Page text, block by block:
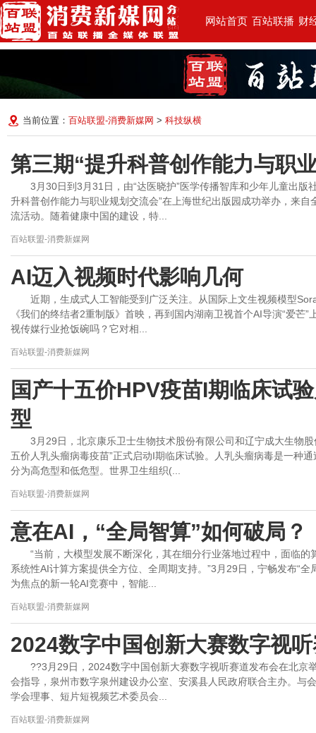
网站首页 百站联播 财
当前位置： 百站联盟-消费新媒网 > 科技纵横
第三期“提升科普创作能力与职
3月30日到3月31日，由“达医晓护”医学传播智库和少年儿童出版
升科普创作能力与职业规划交流会”在上海世纪出版园成功举办，来
流活动。随着健康中国的建设，特...
百站联盟-消费新媒网
AI迈入视频时代影响几何
近期，生成式人工智能受到广泛关注。从国际上文生视频模型
《我们的终结者2重制版》首映，再到国内湖南卫视首个AI导演“爱芒
视传媒行业抢饭碗吗？它对相...
百站联盟-消费新媒网
国产十五价HPV疫苗I期临床试
型
3月29日，北京康乐卫士生物技术股份有限公司和辽宁成大生物
五价人乳头瘤病毒疫苗”正式启动I期临床试验。人乳头瘤病毒是一种
分为高危型和低危型。世界卫生组织(...
百站联盟-消费新媒网
意在AI，“全局智算”如何破局？
“当前，大模型发展不断深化，其在细分行业落地过程中，面临
系统性AI计算方案提供全方位、全周期支持。”3月29日，宁畅发布“
为焦点的新一轮AI竞赛中，智能...
百站联盟-消费新媒网
2024数字中国创新大赛数字视
??3月29日，2024数字中国创新大赛数字视听赛道发布会在北京
会指导，泉州市数字泉州建设办公室、安溪县人民政府联合主办。与
学会理事、短片短视频艺术委员会...
百站联盟-消费新媒网